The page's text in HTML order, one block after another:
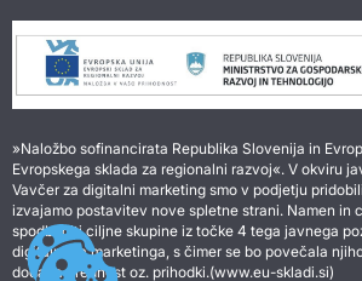
»Naložbo sofinancirata Republika Slovenija in
Evropskega sklada za regionalni razvoj«. V okviru
Vavčer za digitalni marketing smo v podjetju
izvajamo postavitev nove spletne strani. Namen in
spodbuditi ciljne skupine iz točke 4 tega javnega
digitalnega marketinga, s čimer se bo povečala
dodana vrednost oz. prihodki.(www.eu-skladi.si)